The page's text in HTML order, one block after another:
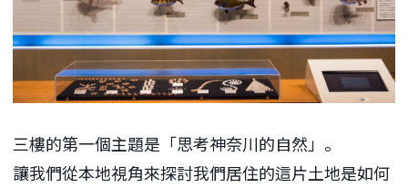
三樓的第一個主題是「思考神奈川的自然」。
讓我們從本地視角來探討我們居住的這片土地是如何